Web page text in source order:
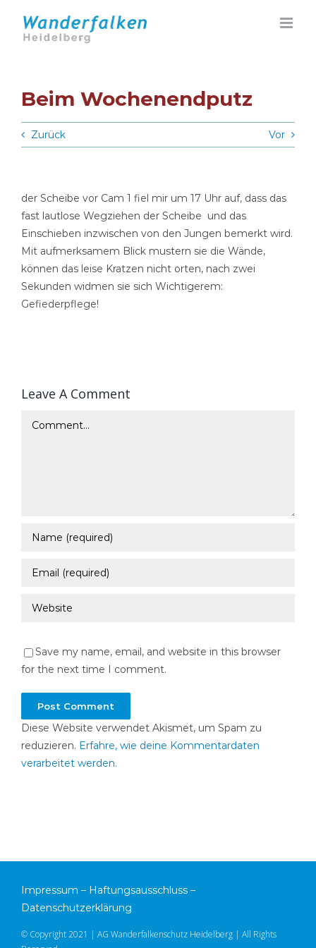
Inhalt
springen
Beim Wochenendputz
Zurück Vor
der Scheibe vor Cam 1 fiel mir um 17 Uhr auf, dass das
fast lautlose Wegziehen der Scheibe und das
Einschieben inzwischen von den Jungen bemerkt wird.
Mit aufmerksamem Blick mustern sie die Wände,
können das leise Kratzen nicht orten, nach zwei
Sekunden widmen sie sich Wichtigerem:
Gefiederpflege!
Leave A Comment
Comment
Save my name, email, and website in this browser
for the next time I comment.
Diese Website verwendet Akismet, um Spam zu
reduzieren. Erfahre, wie deine Kommentardaten
verarbeitet werden.
Impressum – Haftungsausschluss –
Datenschutzerklärung
© Copyright 2021 | AG Wanderfalkenschutz Heidelberg | All Rights